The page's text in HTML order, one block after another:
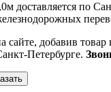
доставляется по
сайте, добавив
Петербурге.